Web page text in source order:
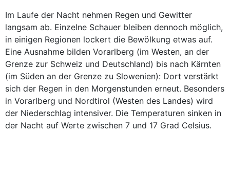
Im Laufe der Nacht nehmen Regen und Gewitter
langsam ab. Einzelne Schauer bleiben dennoch möglich,
in einigen Regionen lockert die Bewölkung etwas auf.
Eine Ausnahme bilden Vorarlberg (im Westen, an der
Grenze zur Schweiz und Deutschland) bis nach Kärnten
(im Süden an der Grenze zu Slowenien): Dort verstärkt
sich der Regen in den Morgenstunden erneut. Besonders
in Vorarlberg und Nordtirol (Westen des Landes) wird
der Niederschlag intensiver. Die Temperaturen sinken in
der Nacht auf Werte zwischen 7 und 17 Grad Celsius.